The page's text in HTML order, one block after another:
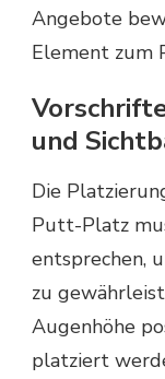
Angebote
Element zum
und
Die
Putt-Platz
entsprechen,
zu
Augenhöhe
platziert